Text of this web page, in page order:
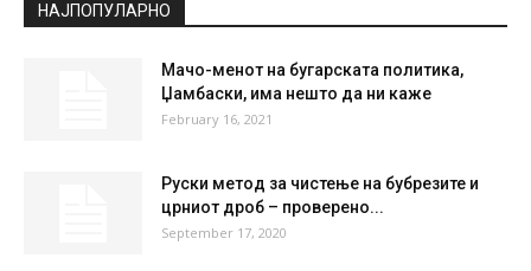
НАЈПОПУЛАРНО
Мачо-менот на бугарската политика,
Џамбаски, има нешто да ни каже
February 16, 2021
Руски метод за чистење на бубрезите и
црниот дроб – проверено...
September 17, 2020